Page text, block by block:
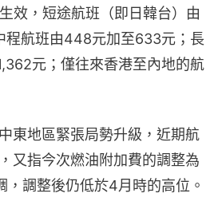
效，短途航班（即日韓台）由
程航班由448元加至633元；長
元；僅往來香港至內地的航
東地區緊張局勢升級，近期航
又指今次燃油附加費的調整為
，調整後仍低於4月時的高位。